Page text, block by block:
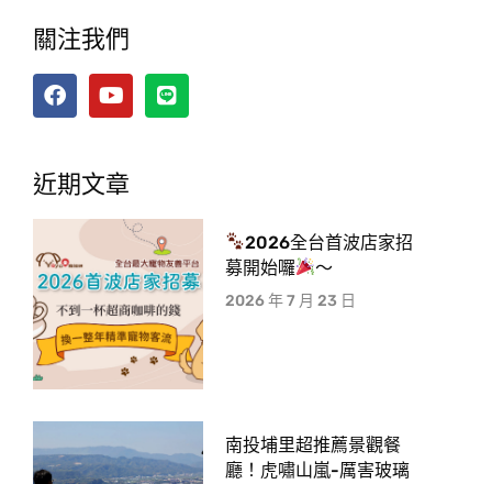
關注我們
近期文章
2026全台首波店家招
募開始囉
～
2026 年 7 月 23 日
南投埔里超推薦景觀餐
廳！虎嘯山嵐-厲害玻璃